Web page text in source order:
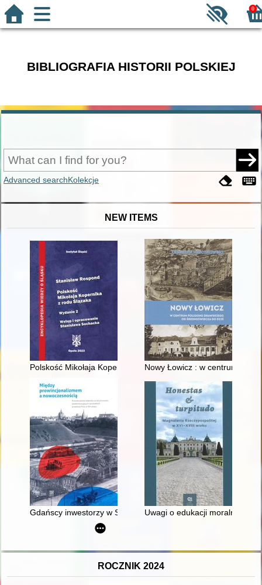
0
BIBLIOGRAFIA HISTORII POLSKIEJ
Advanced searchKolekcje
NEW ITEMS
Polskość Mikołaja Kopernika z rodu ŚlązakaNowy Łowicz : w centrum
Gdańscy inwestorzy w Sopocie : prestiż finansowy i
Uwagi o edukacji moralnej
ROCZNIK 2024